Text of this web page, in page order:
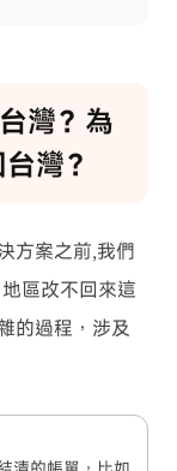
灣？為
灣？
方案之前,我們
區改不回來這
的過程，涉及